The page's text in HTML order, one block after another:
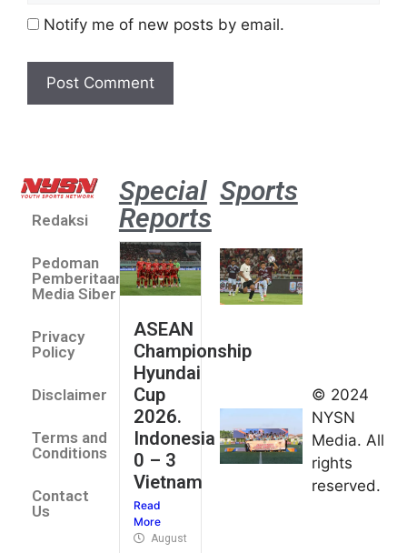
Notify me of new posts by email.
Redaksi
Pedoman
Pemberitaan
Media Siber
Privacy
Policy
Disclaimer
Terms and
Conditions
Contact
Us
Special
Reports
ASEAN
Championship
Hyundai
Cup
2026.
Indonesia
0 – 3
Vietnam
Read
More
August 4, 2026
Sports
umum
Kejurnas
Panahan
Junior di
Kudus
© 2024
NYSN
Media. All
rights
reserved.